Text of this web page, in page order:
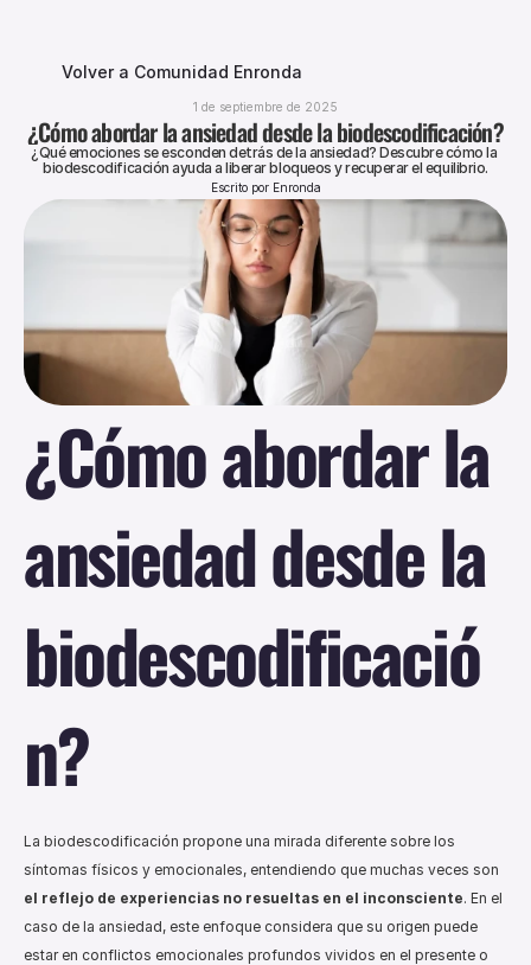
Volver a Comunidad Enronda
1 de septiembre de 2025
¿Cómo abordar la ansiedad desde la biodescodificación?
¿Qué emociones se esconden detrás de la ansiedad? Descubre cómo la
biodescodificación ayuda a liberar bloqueos y recuperar el equilibrio.
Escrito por Enronda
¿Cómo abordar la
ansiedad desde la
biodescodificació
n?
La biodescodificación propone una mirada diferente sobre los
el reflejo de experiencias no resueltas en el inconsciente. En el
caso de la ansiedad, este enfoque considera que su origen puede
estar en conflictos emocionales profundos vividos en el presente o